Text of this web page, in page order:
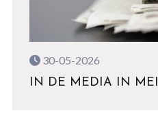
30-05-2026
IN DE MEDIA IN MEI